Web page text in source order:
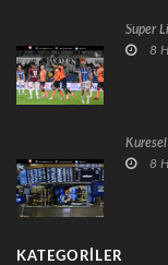
Süper
8
8
KATEGORILER